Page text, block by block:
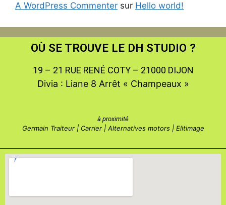
A WordPress Commenter sur Hello world!
OÙ SE TROUVE LE DH STUDIO ?
19 – 21 RUE RENÉ COTY – 21000 DIJON
Divia : Liane 8 Arrêt « Champeaux »
à proximité
Germain Traiteur | Carrier | Alternatives motors | Elitimage